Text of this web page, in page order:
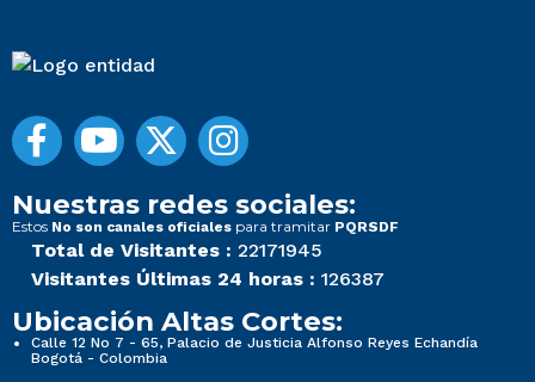
Nuestras redes sociales:
Estos No son canales oficiales para tramitar PQRSDF
Total de Visitantes : 22171945
Visitantes Últimas 24 horas : 126387
Ubicación Altas Cortes:
Calle 12 No 7 - 65, Palacio de Justicia Alfonso Reyes Echandía
Bogotá - Colombia